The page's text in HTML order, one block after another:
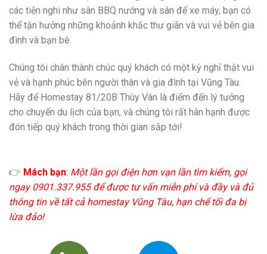
các tiện nghi như sân BBQ nướng và sân để xe máy, bạn có
thể tận hưởng những khoảnh khắc thư giãn và vui vẻ bên gia
đình và bạn bè.
Chúng tôi chân thành chúc quý khách có một kỳ nghỉ thật vui
vẻ và hạnh phúc bên người thân và gia đình tại Vũng Tàu.
Hãy để Homestay 81/20B Thùy Vân là điểm đến lý tưởng
cho chuyến du lịch của bạn, và chúng tôi rất hân hạnh được
đón tiếp quý khách trong thời gian sắp tới!
👉 Mách bạn: Một lần gọi điện hơn vạn lần tìm kiếm, gọi
ngay 0901.337.955 để được tư vấn miễn phí và đầy và đủ
thông tin về tất cả homestay Vũng Tàu, hạn chế tối đa bị
lừa đảo!